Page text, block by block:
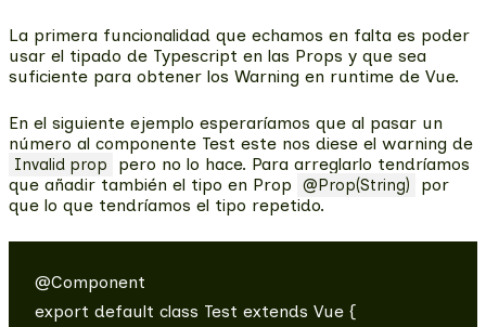
La primera funcionalidad que echamos en falta es poder
usar el tipado de Typescript en las Props y que sea
suficiente para obtener los Warning en runtime de Vue.
En el siguiente ejemplo esperaríamos que al pasar un
número al componente Test este nos diese el warning de
Invalid prop
pero no lo hace. Para arreglarlo tendríamos
que añadir también el tipo en Prop
@Prop(String)
por
que lo que tendríamos el tipo repetido.
@Component
export default class Test extends Vue {